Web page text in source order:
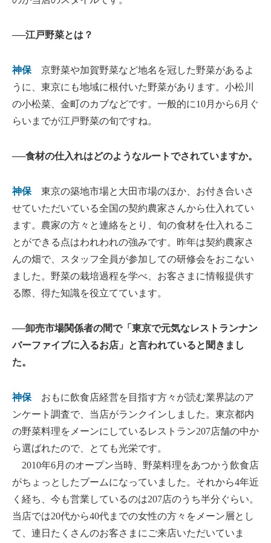
──江戸野菜とは？
神保 京野菜や加賀野菜など地名を冠した野菜があるよ
うに、東京にも地域に根付いた野菜があります。小松川
の小松菜、金町のカブなどです。一般的に10月から6月ぐ
らいまでが江戸野菜の旬ですね。
──食材の仕入れはどのようなルートでされていますか。
神保 東京の築地市場と大田市場のほか、お付き合いさ
せていただいている全国の契約農家さんから仕入れてい
ます。農家の方々と連絡をとり、旬の食材を仕入れるこ
とができる点はわれわれの強みです。昨年は契約農家さ
んの畑で、スタッフ全員が参加しての研修会をおこない
ました。野菜の栽培過程を学べ、お客さまに情報提供す
る際、得た知識を役立てています。
──卸売市場関係者の間で「東京で元気なレストランナン
バーファイブに入るお店」と言われていると聞きまし
た。
神保 おもに飲食店経営を目指す方々が読む業界誌のア
ンケート調査で、当店がランクインしました。東京都内
の野菜料理をメーンにしているレストラン207店舗の中か
ら選ばれたので、とても光栄です。
2010年6月のオープン当時、野菜料理をあつかう飲食店
がちょっとしたブームになっていました。それから4年近
く経ち、今も営業しているのは207店のうち半分ぐらい。
当店では20代から40代までの女性の方々をメーン層とし
て、連日たくさんのお客さまにご来店いただいていま